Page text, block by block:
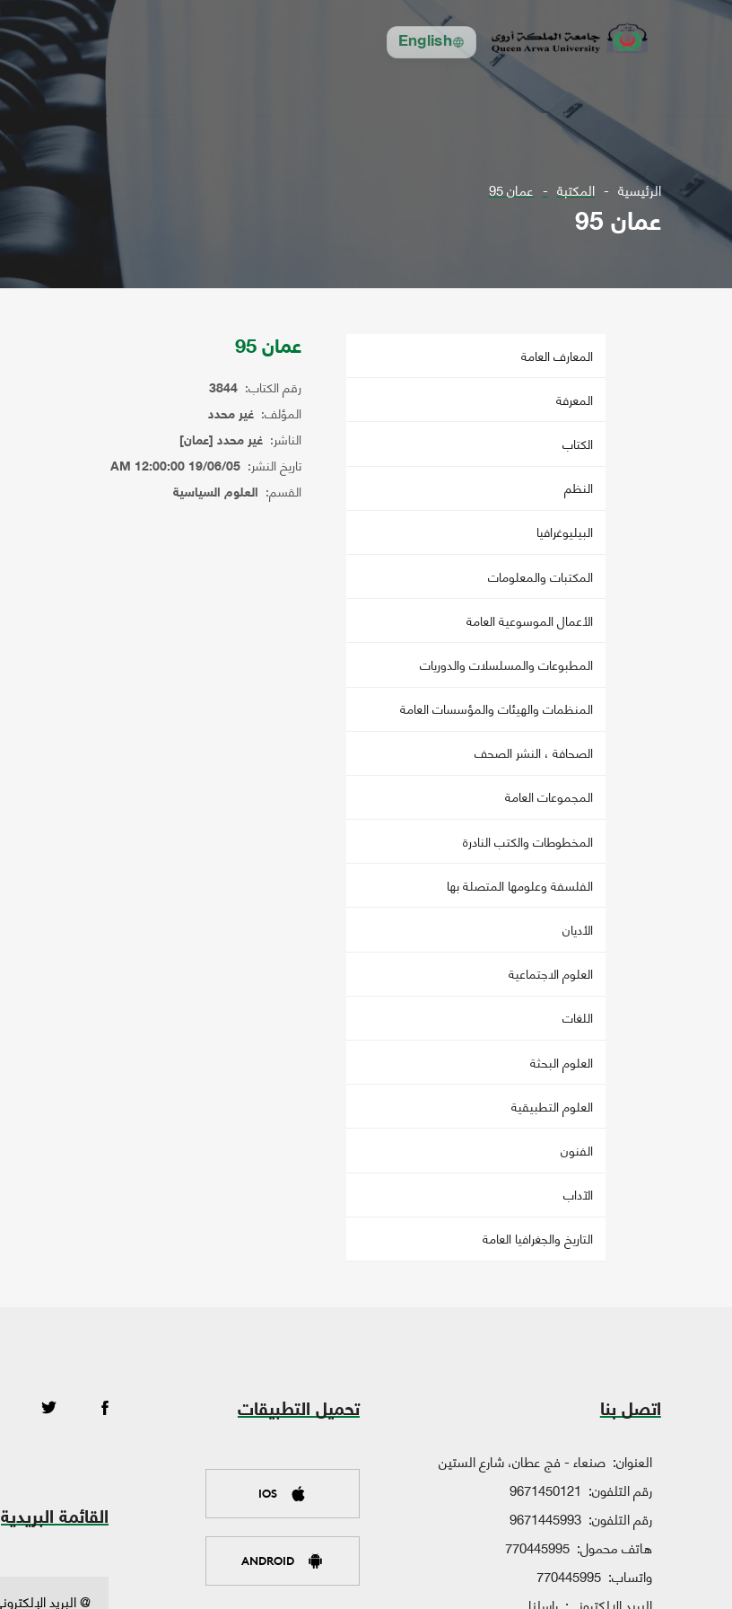
English
الرئيسية المكتبة عمان 95
عمان 95
المعارف العامة
المعرفة
الكتاب
النظم
البيليوغرافيا
المكتبات والمعلومات
الأعمال الموسوعية العامة
المطبوعات والمسلسلات والدوريات
المنظمات والهيئات والمؤسسات العامة
الصحافة ، النشر الصحف
المجموعات العامة
المخطوطات والكتب النادرة
الفلسفة وعلومها المتصلة بها
الأديان
العلوم الاجتماعية
اللغات
العلوم البحثة
العلوم التطبيقية
الفنون
الآداب
التاريخ والجغرافيا العامة
عمان 95
رقم الكتاب: 3844
المؤلف: غير محدد
الناشر: غير محدد [عمان]
تاريخ النشر: 19/06/05 12:00:00 AM
القسم: العلوم السياسية
اتصل بنا
العنوان: صنعاء - فج عطان، شارع الستين
رقم التلفون: 9671450121
رقم التلفون: 9671445993
هاتف محمول: 770445995
واتساب: 770445995
تحميل التطبيقات
IOS
ANDROID
القائمة البريدية